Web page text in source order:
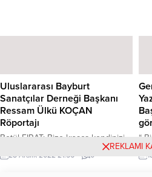
Uluslararası Bayburt
Sanatçılar Derneği Başkanı
Ressam Ülkü KOÇAN
Röportajı
Betül FIRAT: Bize kısaca kendinizi
tanıtır mısınız? Ülkü KOÇAN: 1969
Bayburt doğumluyum. Eğitimimi
28 Aralık 2022 21:56 0
“
yer
REKLAMI